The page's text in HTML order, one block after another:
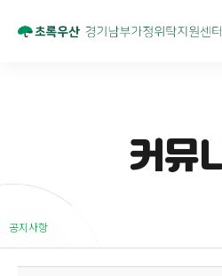
커뮤
공지사항